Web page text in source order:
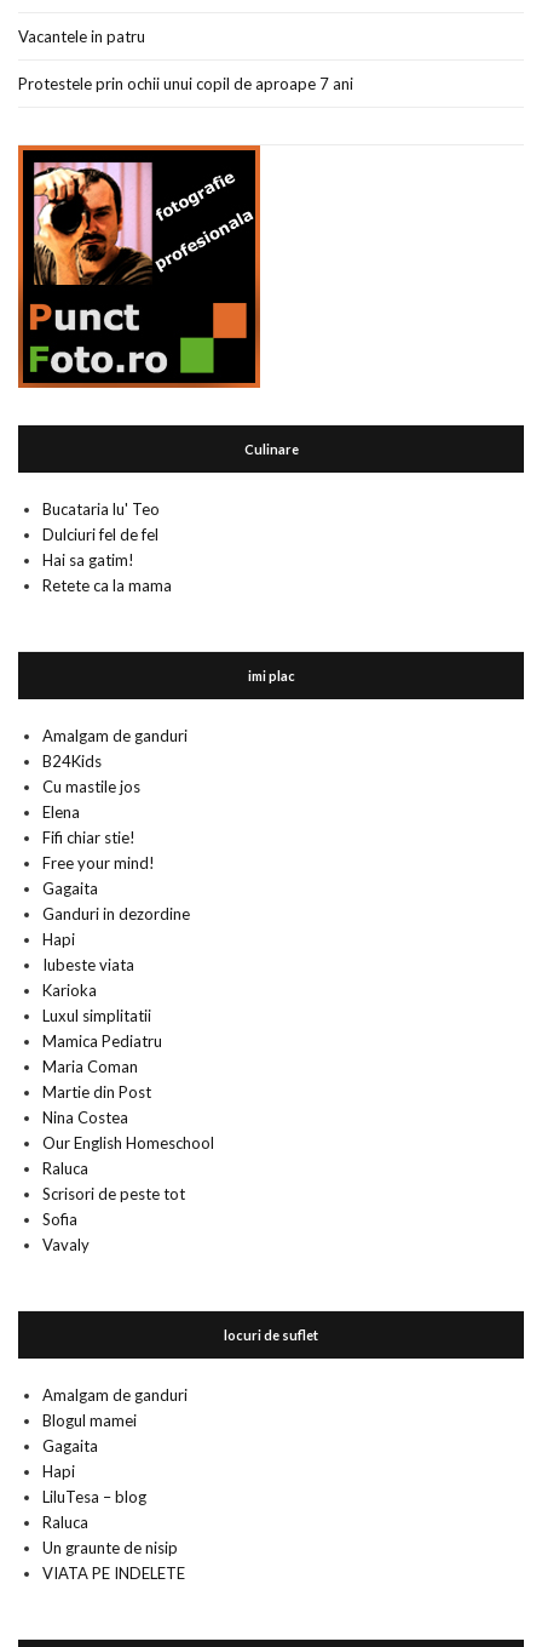
Vacantele in patru
Protestele prin ochii unui copil de aproape 7 ani
Culinare
Bucataria lu' Teo
Dulciuri fel de fel
Hai sa gatim!
Retete ca la mama
imi plac
Amalgam de ganduri
B24Kids
Cu mastile jos
Elena
Fifi chiar stie!
Free your mind!
Gagaita
Ganduri in dezordine
Hapi
Iubeste viata
Karioka
Luxul simplitatii
Mamica Pediatru
Maria Coman
Martie din Post
Nina Costea
Our English Homeschool
Raluca
Scrisori de peste tot
Sofia
Vavaly
locuri de suflet
Amalgam de ganduri
Blogul mamei
Gagaita
Hapi
LiluTesa – blog
Raluca
Un graunte de nisip
VIATA PE INDELETE